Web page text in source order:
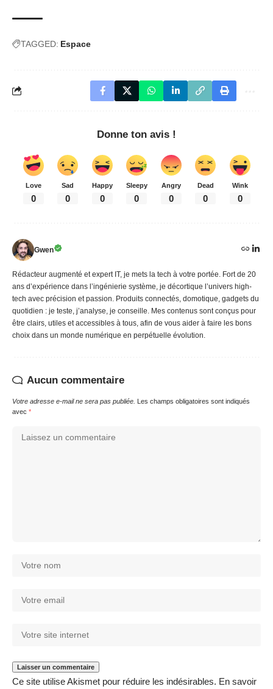
TAGGED: Espace
Donne ton avis !
Love
0
Sad
0
Happy
0
Sleepy
0
Angry
0
Dead
0
Wink
0
Gwen
Rédacteur augmenté et expert IT, je mets la tech à votre portée. Fort de 20
ans d’expérience dans l’ingénierie système, je décortique l’univers high-
tech avec précision et passion. Produits connectés, domotique, gadgets du
quotidien : je teste, j’analyse, je conseille. Mes contenus sont conçus pour
être clairs, utiles et accessibles à tous, afin de vous aider à faire les bons
choix dans un monde numérique en perpétuelle évolution.
Aucun commentaire
Votre adresse e-mail ne sera pas publiée. Les champs obligatoires sont indiqués
avec *
Ce site utilise Akismet pour réduire les indésirables. En savoir